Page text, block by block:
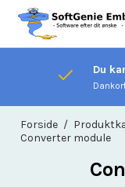
Du
Forside /
Converter module